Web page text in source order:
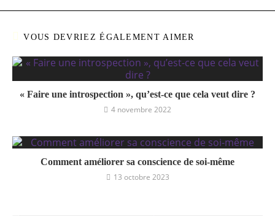
VOUS DEVRIEZ ÉGALEMENT AIMER
« Faire une introspection », qu’est-ce que cela veut dire ?
4 novembre 2022
Comment améliorer sa conscience de soi-même
13 octobre 2023